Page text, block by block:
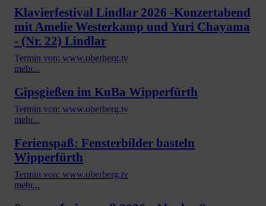
Klavierfestival Lindlar 2026 -Konzertabend
mit Amelie Westerkamp und Yuri Chayama
- (Nr. 22) Lindlar
Termin von: www.oberberg.tv
mehr...
Gipsgießen im KuBa Wipperfürth
Termin von: www.oberberg.tv
mehr...
Ferienspaß: Fensterbilder basteln
Wipperfürth
Termin von: www.oberberg.tv
mehr...